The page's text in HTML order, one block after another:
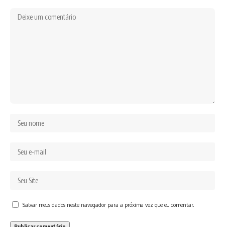
Salvar meus dados neste navegador para a próxima vez que eu comentar.